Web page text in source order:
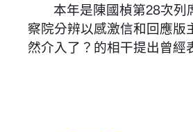
本年是陳國楨第28次
察院分辨以感激信和回應版
然介入了？的相干提出曾經